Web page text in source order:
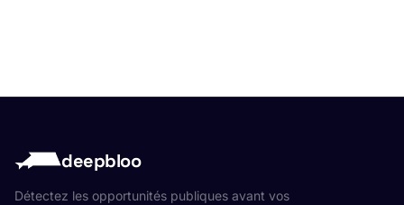
deepbloo
Détectez les opportunités publiques avant vos